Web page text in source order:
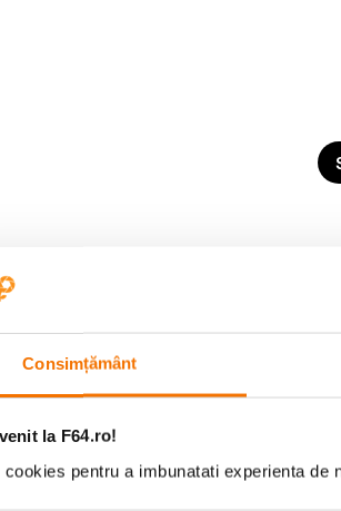
Consimțământ
la F64.ro!
cookies pentru a imbunatati experienta de